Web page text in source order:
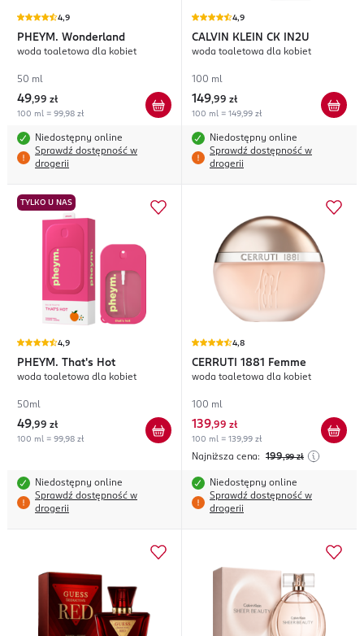
4,9
PHEYM. Wonderland
woda toaletowa dla kobiet
50 ml
49,99 zł
100 ml = 99,98 zł
Niedostępny online
Sprawdź dostępność w
drogerii
4,9
CALVIN KLEIN CK IN2U
woda toaletowa dla kobiet
100 ml
149,99 zł
100 ml = 149,99 zł
Niedostępny online
Sprawdź dostępność w
drogerii
TYLKO U NAS
4,9
PHEYM. That's Hot
woda toaletowa dla kobiet
50ml
49,99 zł
100 ml = 99,98 zł
Niedostępny online
Sprawdź dostępność w
drogerii
4,8
CERRUTI 1881 Femme
woda toaletowa dla kobiet
100 ml
139,99 zł
100 ml = 139,99 zł
Najniższa cena: 199,99 zł
Niedostępny online
Sprawdź dostępność w
drogerii